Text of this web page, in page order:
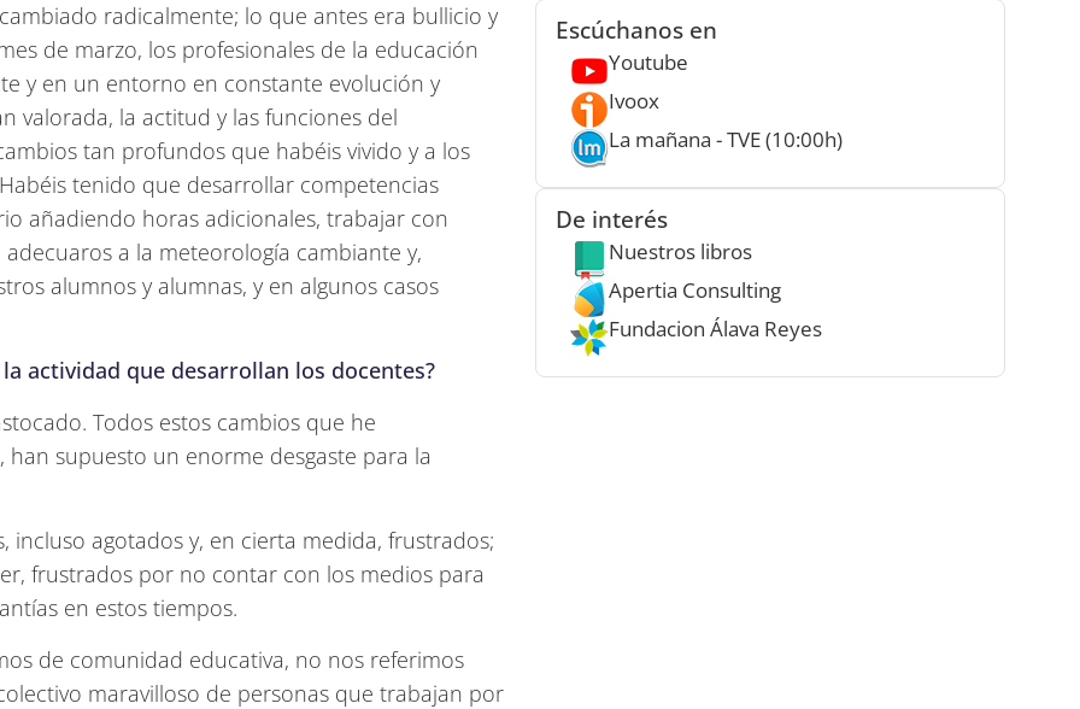
radicalmente; lo que antes era bullicio y
de marzo, los profesionales de la educación
y en un entorno en constante evolución y
valorada, la actitud y las funciones del
tan profundos que habéis vivido y a los
tenido que desarrollar competencias
añadiendo horas adicionales, trabajar con
a la meteorología cambiante y,
alumnos y alumnas, y en algunos casos
actividad que desarrollan los docentes?
Todos estos cambios que he
supuesto un enorme desgaste para la
incluso agotados y, en cierta medida, frustrados;
frustrados por no contar con los medios para
en estos tiempos.
de comunidad educativa, no nos referimos
maravilloso de personas que trabajan por
Escúchanos en
Youtube
Ivoox
La mañana - TVE (10:00h)
De interés
Nuestros libros
Apertia Consulting
Fundacion Álava Reyes